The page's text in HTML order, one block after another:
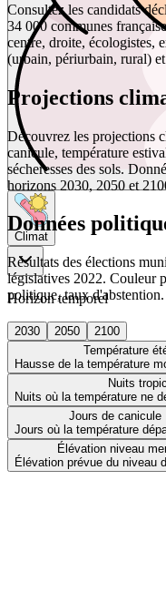
Climat
Horizon temporel
2030 2050
2100
Température
Hausse de la température
Nuits
Nuits où la température ne
Jours de canicule
Jours où la température
Élévation niveau
Élévation prévue du niveau
Consultez les candidats
34 000 communes
centre, droite, écologistes,
(urbain, périurbain, rural)
Projections
Découvrez les projections
canicule, température
sécheresses des sols.
horizons 2030, 2050 et
Données
Résultats des élections
législatives 2022. Couleur
politique, taux d'abstention.